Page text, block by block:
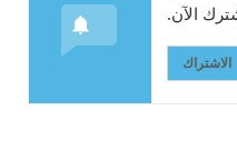
الآن.
الاشتراك